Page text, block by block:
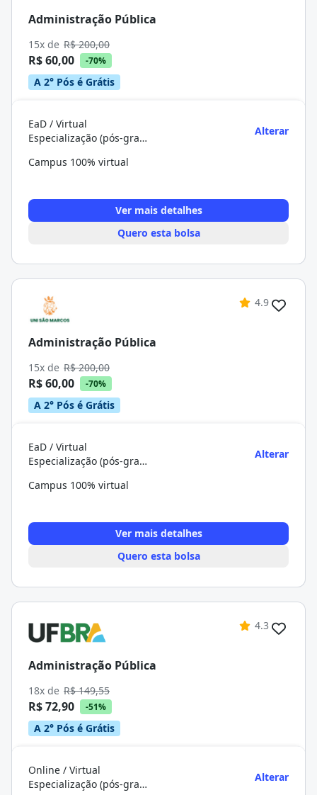
Administração Pública
15x de R$ 200,00
R$ 60,00 -70%
A 2° Pós é Grátis
EaD / Virtual
Especialização (pós-graduação)
Alterar
Campus 100% virtual
Ver mais detalhes
Quero esta bolsa
4.9
Administração Pública
15x de R$ 200,00
R$ 60,00 -70%
A 2° Pós é Grátis
EaD / Virtual
Especialização (pós-graduação)
Alterar
Campus 100% virtual
Ver mais detalhes
Quero esta bolsa
4.3
Administração Pública
18x de R$ 149,55
R$ 72,90 -51%
A 2° Pós é Grátis
Online / Virtual
Especialização (pós-graduação)
Alterar